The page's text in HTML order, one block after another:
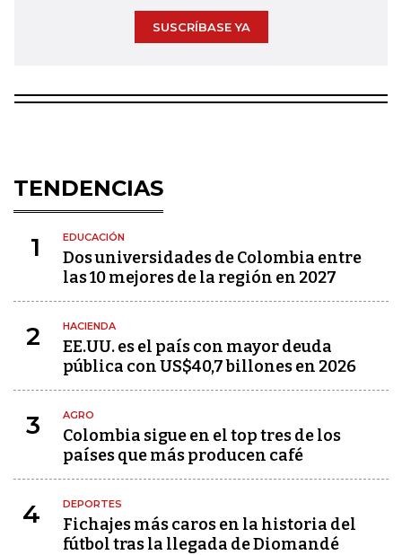
SUSCRÍBASE YA
TENDENCIAS
1 EDUCACIÓN
Dos universidades de Colombia entre
las 10 mejores de la región en 2027
2 HACIENDA
EE.UU. es el país con mayor deuda
pública con US$40,7 billones en 2026
3 AGRO
Colombia sigue en el top tres de los
países que más producen café
4 DEPORTES
Fichajes más caros en la historia del
fútbol tras la llegada de Diomandé